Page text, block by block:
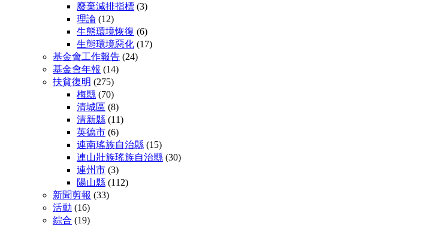
廢棄減排指標 (3)
理論 (12)
生態環境恢復 (6)
生態環境惡化 (17)
基金會工作報告 (24)
基金會年報 (14)
扶貧復明 (275)
梅縣 (70)
清城區 (8)
清新縣 (11)
英德市 (6)
連南瑤族自治縣 (15)
連山壯族瑤族自治縣 (30)
連州市 (3)
陽山縣 (112)
新聞剪報 (33)
活動 (16)
綜合 (19)